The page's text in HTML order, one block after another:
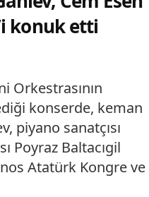
konuk etti
Orkestrasının
konserde, keman
piyano sanatçısı
Poyraz Baltacıgil
Atatürk Kongre ve